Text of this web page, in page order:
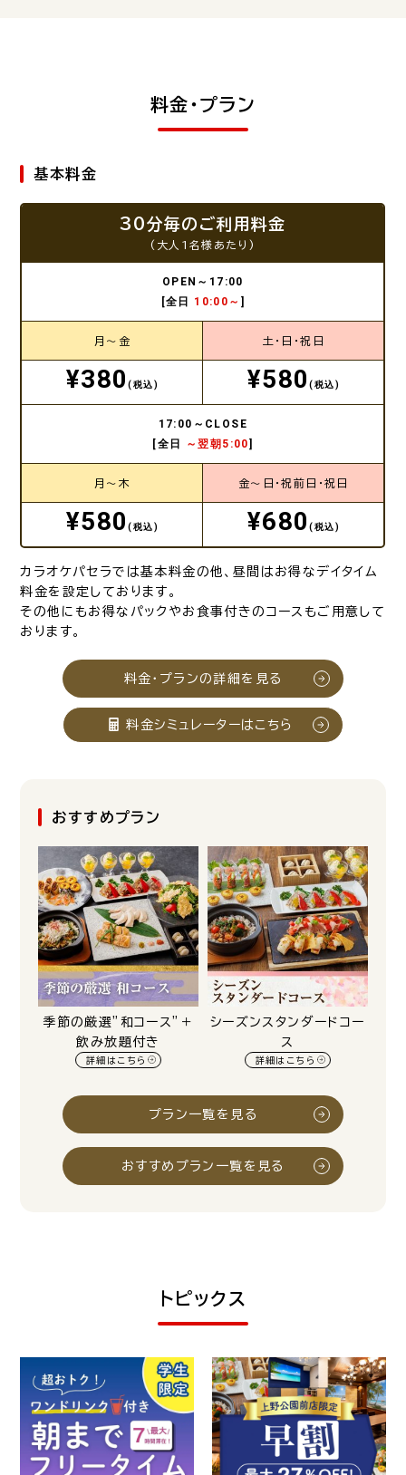
料金・プラン
基本料金
30分毎のご利用料金
(大人1名様あたり)
OPEN～17:00
[全日 10:00～ ]
月～金 土・日・祝日
¥380(税込) ¥580(税込)
17:00～CLOSE
[全日
～翌朝5:00]
月～木 金～日・祝前日・祝日
¥580(税込) ¥680(税込)
カラオケパセラでは基本料金の他、昼間はお得なデイタイム
料金を設定しております。
その他にもお得なパックやお食事付きのコースもご用意して
おります。
料金・プランの詳細を見る
料金シミュレーターはこちら
おすすめプラン
季節の厳選”和コース”＋
飲み放題付き
詳細はこちら
シーズンスタンダードコー
ス
詳細はこちら
プラン一覧を見る
おすすめプラン一覧を見る
トピックス